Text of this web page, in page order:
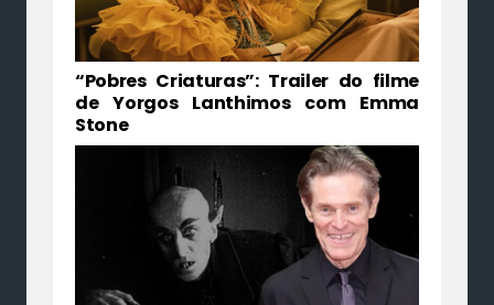
“Pobres Criaturas”: Trailer do filme
de Yorgos Lanthimos com Emma
Stone